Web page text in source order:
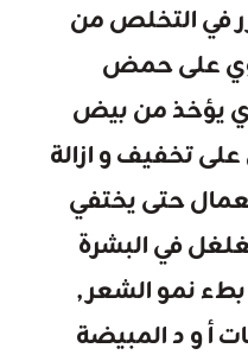
في التخلص من
على حمض
يؤخذ من بيض
تخفيف و ازالة
حتى يختفي
في البشرة
نمو الشعر ,
أ و د المبيضة